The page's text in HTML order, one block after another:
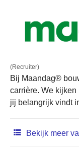
(Recruiter)
Bij Maandag®
carrière. We
jij belangrijk vindt
Bekijk meer